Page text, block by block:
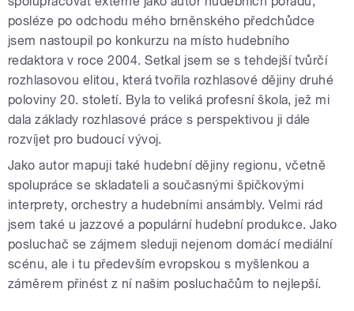
posléze po odchodu mého brněnského předchůdce
jsem nastoupil po konkurzu na místo hudebního
redaktora v roce 2004. Setkal jsem se s tehdejší tvůrčí
rozhlasovou elitou, která tvořila rozhlasové dějiny druhé
poloviny 20. století. Byla to veliká profesní škola, jež mi
dala základy rozhlasové práce s perspektivou ji dále
rozvíjet pro budoucí vývoj.
Jako autor mapuji také hudební dějiny regionu, včetně
spolupráce se skladateli a současnými špičkovými
interprety, orchestry a hudebními ansámbly. Velmi rád
jsem také u jazzové a populární hudební produkce. Jako
posluchač se zájmem sleduji nejenom domácí mediální
scénu, ale i tu především evropskou s myšlenkou a
záměrem přinést z ní našim posluchačům to nejlepší.